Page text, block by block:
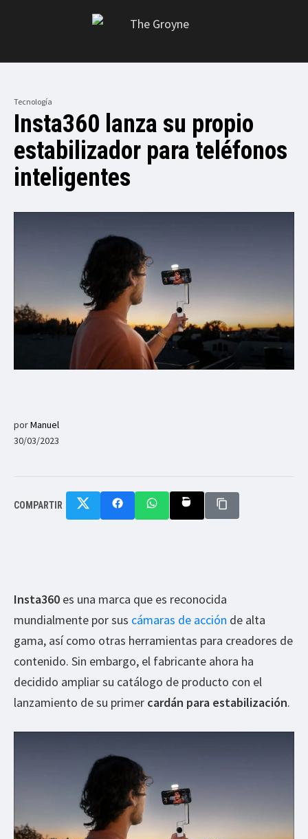
Tecnología
Insta360 lanza su propio
estabilizador para teléfonos
inteligentes
porManuel
30/03/2023
COMPARTIR
Insta360 es una marca que es reconocida
mundialmente por sus cámaras de acción de alta
gama, así como otras herramientas para creadores de
contenido. Sin embargo, el fabricante ahora ha
decidido ampliar su catálogo de producto con el
lanzamiento de su primer cardán para estabilización.